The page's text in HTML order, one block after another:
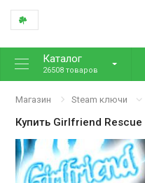
Каталог
26508 товаров
Магазин Steam ключи
Купить Girlfriend Rescue